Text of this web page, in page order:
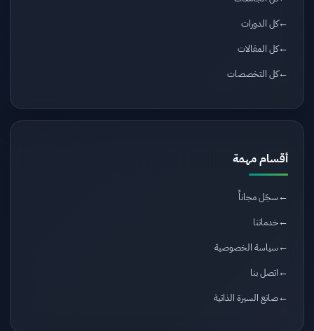
كل الدورات
كل المقالات
كل التخصصات
أقسام مهمة
سجّل مجاناً
خدماتنا
سياسة الخصوصية
اتصل بنا
صانع السيرة الذاتية